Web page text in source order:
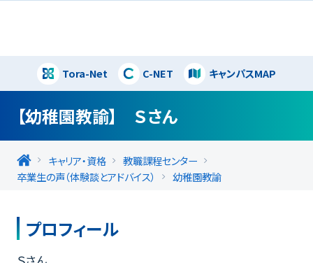
Tora-Net C-NET キャンパスMAP閉じる
【幼稚園教諭】 Ｓさん
キャリア・資格
教職課程センター
卒業生の声（体験談とアドバイス）
幼稚園教諭
プロフィール